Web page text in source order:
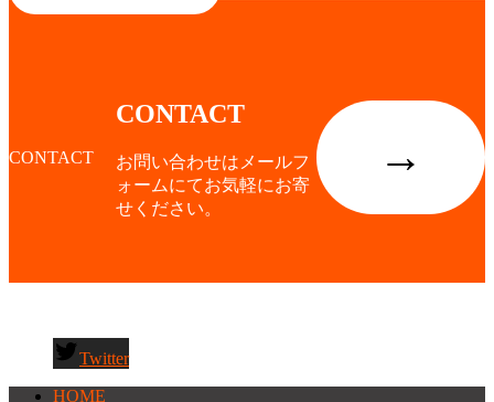
CONTACT
CONTACT
お問い合わせはメールフ
ォームにてお気軽にお寄
せください。
→
Twitter
HOME